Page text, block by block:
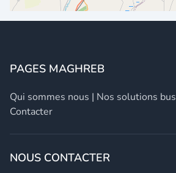
PAGES MAGHREB
Qui sommes nous | Nos solutions
Contacter
NOUS CONTACTER